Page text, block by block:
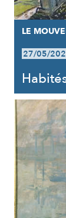
LE
27/05/